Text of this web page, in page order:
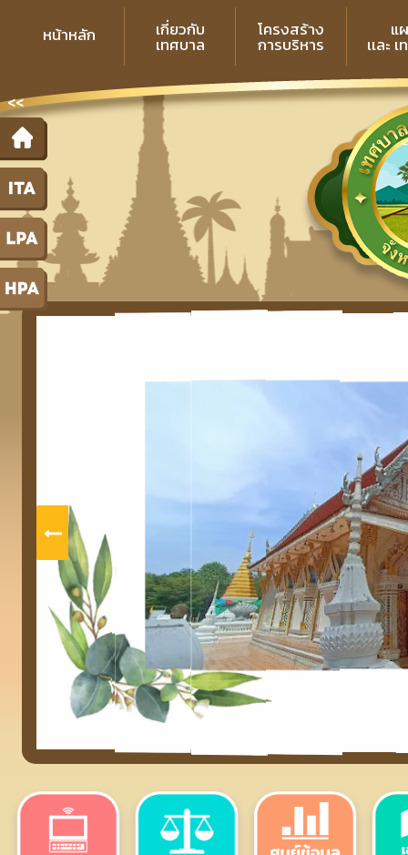
<<
หน้าหลัก เกี่ยวกับ
เทศบาล
โครงสร้าง
การบริหาร
แ
เเละ